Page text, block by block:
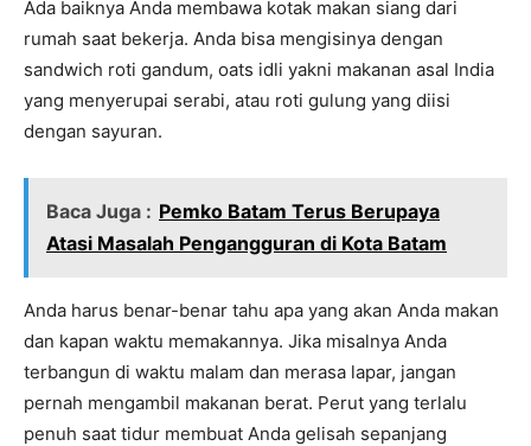
Ada baiknya Anda membawa kotak makan siang dari
rumah saat bekerja. Anda bisa mengisinya dengan
sandwich roti gandum, oats idli yakni makanan asal India
yang menyerupai serabi, atau roti gulung yang diisi
dengan sayuran.
Baca Juga : Pemko Batam Terus Berupaya
Atasi Masalah Pengangguran di Kota Batam
Anda harus benar-benar tahu apa yang akan Anda makan
dan kapan waktu memakannya. Jika misalnya Anda
terbangun di waktu malam dan merasa lapar, jangan
pernah mengambil makanan berat. Perut yang terlalu
penuh saat tidur membuat Anda gelisah sepanjang